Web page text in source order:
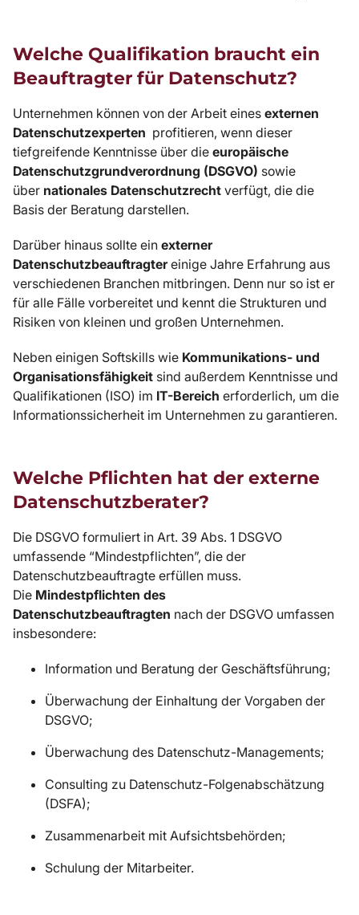
Welche Qualifikation braucht ein
Beauftragter für Datenschutz?
Unternehmen können von der Arbeit eines externen
Datenschutzexperten profitieren, wenn dieser
tiefgreifende Kenntnisse über die europäische
Datenschutzgrundverordnung (DSGVO) sowie
über nationales Datenschutzrecht verfügt, die die
Basis der Beratung darstellen.
Darüber hinaus sollte ein externer
Datenschutzbeauftragtereinige Jahre Erfahrung aus
verschiedenen Branchen mitbringen. Denn nur so ist er
für alle Fälle vorbereitet und kennt die Strukturen und
Risiken von kleinen und großen Unternehmen.
Neben einigen Softskills wie Kommunikations- und
Organisationsfähigkeit sind außerdem Kenntnisse und
Qualifikationen (ISO) im IT-Bereich erforderlich, um die
Informationssicherheit im Unternehmen zu garantieren.
Welche Pflichten hat der externe
Datenschutzberater?
Die DSGVO formuliert in Art. 39 Abs. 1 DSGVO
umfassende “Mindestpflichten”, die der
Datenschutzbeauftragte erfüllen muss.
Die Mindestpflichten des
Datenschutzbeauftragten nach der DSGVO umfassen
insbesondere:
Information und Beratung der Geschäftsführung;
Überwachung der Einhaltung der Vorgaben der
DSGVO;
Überwachung des Datenschutz-Managements;
Consulting zu Datenschutz-Folgenabschätzung
(DSFA);
Zusammenarbeit mit Aufsichtsbehörden;
Schulung der Mitarbeiter.